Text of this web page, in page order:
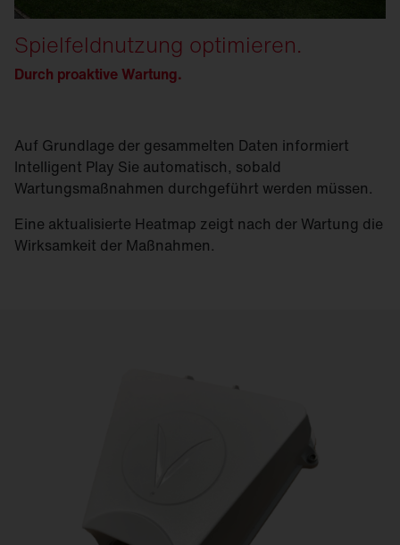
Spielfeldnutzung optimieren.
Durch proaktive Wartung.
Auf Grundlage der gesammelten Daten informiert
Intelligent Play Sie automatisch, sobald
Wartungsmaßnahmen durchgeführt werden müssen.
Eine aktualisierte Heatmap zeigt nach der Wartung die
Wirksamkeit der Maßnahmen.